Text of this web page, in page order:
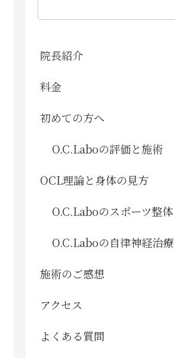
院長紹介
料金
初めての方へ
O.C.Laboの評価と施術
OCL理論と身体の見方
O.C.Laboのスポーツ整体
O.C.Laboの自律神経治療
施術のご感想
アクセス
よくある質問